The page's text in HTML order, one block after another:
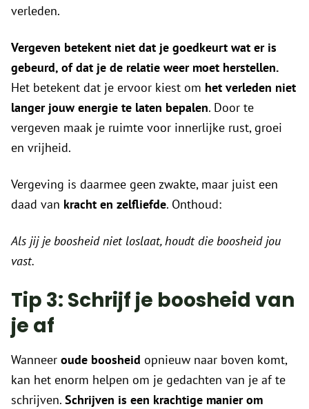
verleden.
Vergeven betekent niet dat je goedkeurt wat er is
gebeurd, of dat je de relatie weer moet herstellen.
Het betekent dat je ervoor kiest om het verleden niet
langer jouw energie te laten bepalen. Door te
vergeven maak je ruimte voor innerlijke rust, groei
en vrijheid.
Vergeving is daarmee geen zwakte, maar juist een
daad van kracht en zelfliefde. Onthoud:
Als jij je boosheid niet loslaat, houdt die boosheid jou
vast.
Tip 3: Schrijf je boosheid van
je af
Wanneer oude boosheid opnieuw naar boven komt,
kan het enorm helpen om je gedachten van je af te
schrijven. Schrijven is een krachtige manier om